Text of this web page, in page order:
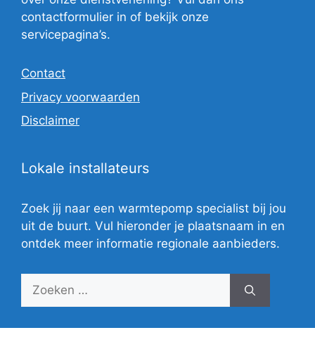
contactformulier in of bekijk onze
servicepagina’s.
Contact
Privacy voorwaarden
Disclaimer
Lokale installateurs
Zoek jij naar een warmtepomp specialist bij jou
uit de buurt. Vul hieronder je plaatsnaam in en
ontdek meer informatie regionale aanbieders.
Zoek